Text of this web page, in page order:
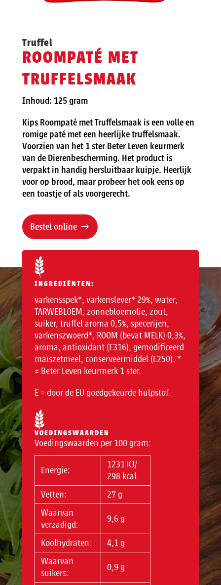
Truffel
ROOMPATÉ MET
TRUFFELSMAAK
Inhoud: 125 gram
Kips Roompaté met Truffelsmaak is een volle en
romige paté met een heerlijke truffelsmaak.
Voorzien van het 1 ster Beter Leven keurmerk
van de Dierenbescherming. Het product is
verpakt in handig hersluitbaar kuipje. Heerlijk
voor op brood, maar probeer het ook eens op
een toastje of als voorgerecht.
Bestel online
INGREDIËNTEN:
varkensspek*, varkenslever* 29%, water,
TARWEBLOEM, zonnebloemolie, zout,
suiker, truffel aroma 0,5%, specerijen,
varkenszwoerd*, ROOM (bevat MELK) 0,3%,
aroma, antioxidant (E316), gemodificeerd
maïszetmeel, conserveermiddel (E250). *
= Beter Leven keurmerk 1 ster.
E = door de EU goedgekeurde hulpstof.
VOEDINGSWAARDEN
Voedingswaarden per 100 gram:
Energie:
1231 KJ/
298 kcal
Vetten:
27 g
Waarvan
verzadigd:
9,6 g
Koolhydraten:
4,1 g
Waarvan
suikers:
0,9 g